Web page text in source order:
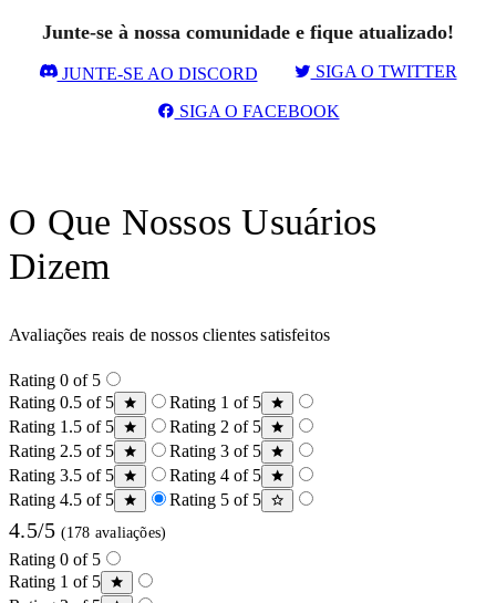
Junte-se à nossa comunidade e fique atualizado!
JUNTE-SE AO DISCORD SIGA O TWITTER
SIGA O FACEBOOK
O Que Nossos Usuários
Dizem
Avaliações reais de nossos clientes satisfeitos
Rating 0 of 5
Rating 0.5 of 5
Rating 1 of 5
Rating 1.5 of 5
Rating 2 of 5
Rating 2.5 of 5
Rating 3 of 5
Rating 3.5 of 5
Rating 4 of 5
Rating 4.5 of 5
Rating 5 of 5
4.5/5 (178 avaliações)
Rating 0 of 5
Rating 1 of 5